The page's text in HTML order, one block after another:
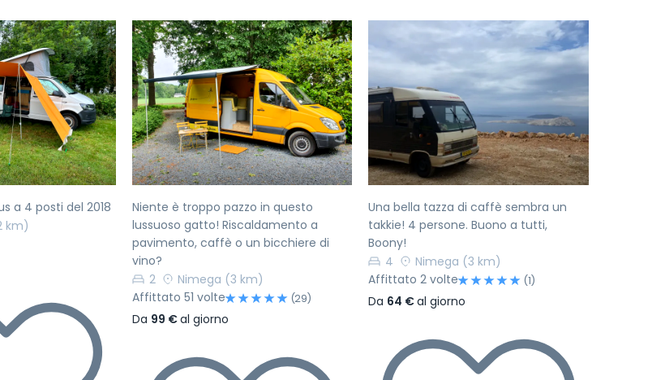
Successivo
a 4 posti del 2018
km)
Precedente Successivo
Niente è troppo pazzo in questo
lussuoso gatto! Riscaldamento a
pavimento, caffè o un bicchiere di
vino?
2
Nimega (3 km)
Affittato 51 volte
(29)
Da 99 €al giorno
Precedente Successivo
Una bella tazza di caffè sembra un
takkie! 4 persone. Buono a tutti,
Boony!
4
Nimega (3 km)
Affittato 2 volte
(1)
Da 64 €al giorno